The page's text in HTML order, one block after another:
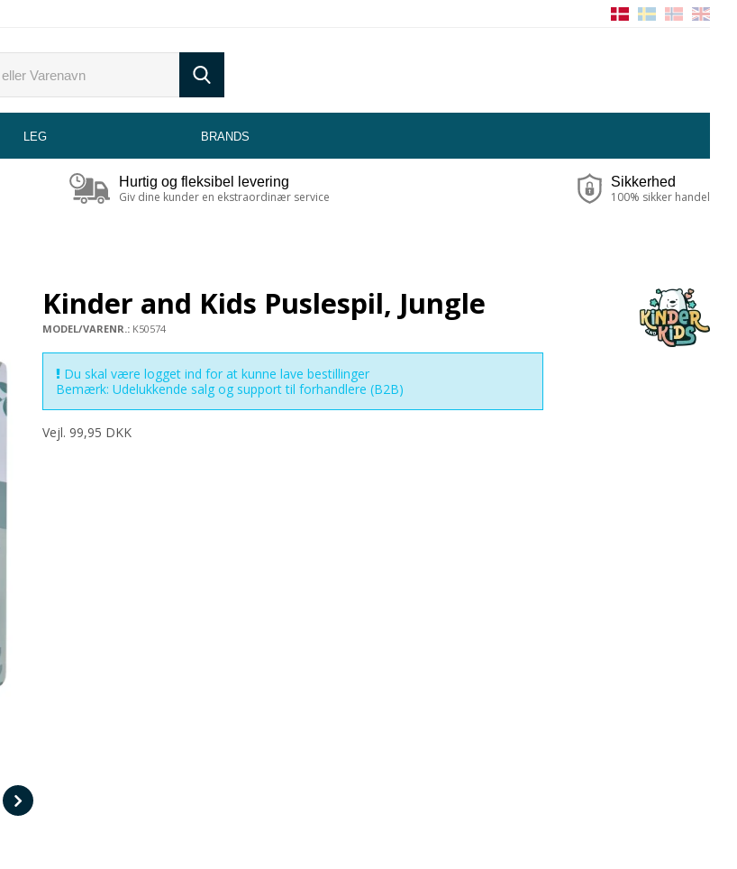
LEG BRANDS
Hurtig og fleksibel levering
Giv dine kunder en ekstraordinær service
Sikkerhed
100% sikker handel
Kinder and Kids Puslespil, Jungle
MODEL/VARENR.: K50574
Du skal være logget ind for at kunne lave bestillinger
Bemærk: Udelukkende salg og support til forhandlere (B2B)
Vejl. 99,95 DKK